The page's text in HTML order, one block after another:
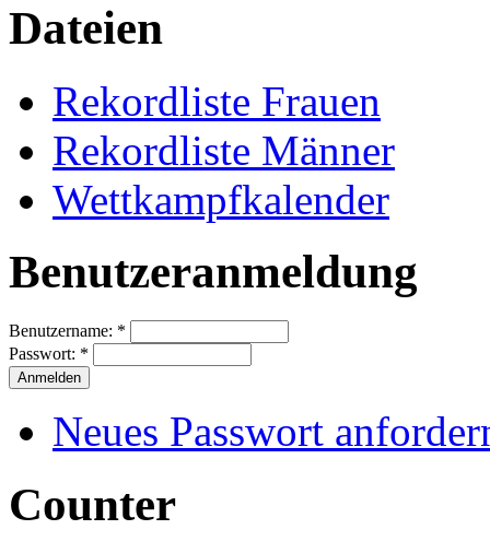
Dateien
Rekordliste Frauen
Rekordliste Männer
Wettkampfkalender
Benutzeranmeldung
Benutzername: *
Passwort: *
Neues Passwort
Counter